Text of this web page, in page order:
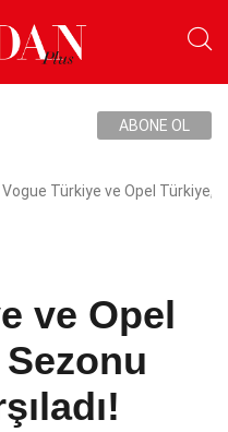
ABONE OL
Vogue Türkiye ve Opel Türkiye,
ve Opel